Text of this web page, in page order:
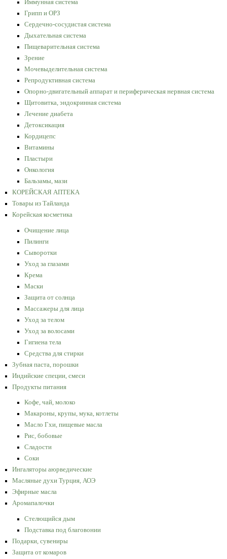
Иммунная система
Грипп и ОРЗ
Сердечно-сосудистая система
Дыхательная система
Пищеварительная система
Зрение
Мочевыделительная система
Репродуктивная система
Опорно-двигательный аппарат и периферическая нервная система
Щитовитка, эндокринная система
Лечение диабета
Детоксикация
Кордицепс
Витамины
Пластыри
Онкология
Бальзамы, мази
КОРЕЙСКАЯ АПТЕКА
Товары из Тайланда
Корейская косметика
Очищение лица
Пилинги
Сыворотки
Уход за глазами
Крема
Маски
Защита от солнца
Массажеры для лица
Уход за телом
Уход за волосами
Гигиена тела
Средства для стирки
Зубная паста, порошки
Индийские специи, смеси
Продукты питания
Кофе, чай, молоко
Макароны, крупы, мука, котлеты
Масло Гхи, пищевые масла
Рис, бобовые
Сладости
Соки
Ингаляторы аюрведические
Масляные духи Турция, АОЭ
Эфирные масла
Аромапалочки
Стелющийся дым
Подставка под благовонии
Подарки, сувениры
Защита от комаров